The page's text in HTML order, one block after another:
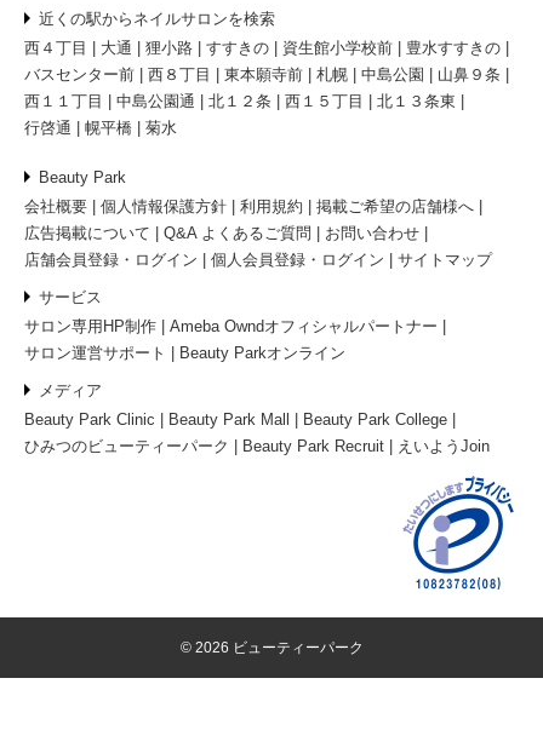
近くの駅からネイルサロンを検索
西４丁目
大通 狸小路 すすきの 資生館小学校前
豊水すすきの
バスセンター前
西８丁目 東本願寺前 札幌 中島公園
山鼻９条
西１１丁目
中島公園通 北１２条 西１５丁目
北１３条東
行啓通
幌平橋 菊水
Beauty Park
会社概要
個人情報保護方針 利用規約
掲載ご希望の店舗様へ
広告掲載について
Q&A よくあるご質問
お問い合わせ
店舗会員登録・ログイン
個人会員登録・ログイン サイトマップ
サービス
サロン専用HP制作
Ameba Owndオフィシャルパートナー
サロン運営サポート
Beauty Parkオンライン
メディア
Beauty Park Clinic
Beauty Park Mall
Beauty Park College
ひみつのビューティーパーク
Beauty Park Recruit えいようJoin
© 2026 ビューティーパーク